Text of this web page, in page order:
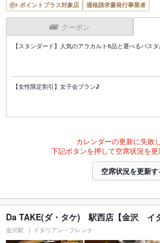
ポイントプラス対象店 適格請求書発行事業者
クーポン
【スタンダード】人気のアラカルト6品と選べるパスタ
【女性限定割引】女子会プラン♪
カレンダーの更新に失敗
下記ボタンを押して空席状況を更
空席状況を更新す
Da TAKE(ダ・タケ) 駅西店【金沢 イ
金沢駅 イタリアン・フレンチ